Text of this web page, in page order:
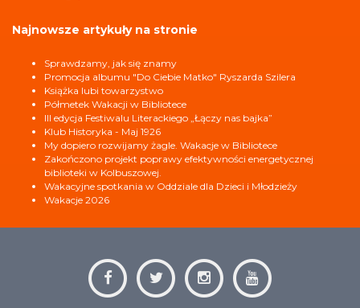
Najnowsze artykuły na stronie
Sprawdzamy, jak się znamy
Promocja albumu "Do Ciebie Matko" Ryszarda Szilera
Książka lubi towarzystwo
Półmetek Wakacji w Bibliotece
III edycja Festiwalu Literackiego „Łączy nas bajka”
Klub Historyka - Maj 1926
My dopiero rozwijamy żagle. Wakacje w Bibliotece
Zakończono projekt poprawy efektywności energetycznej
biblioteki w Kolbuszowej.
Wakacyjne spotkania w Oddziale dla Dzieci i Młodzieży
Wakacje 2026